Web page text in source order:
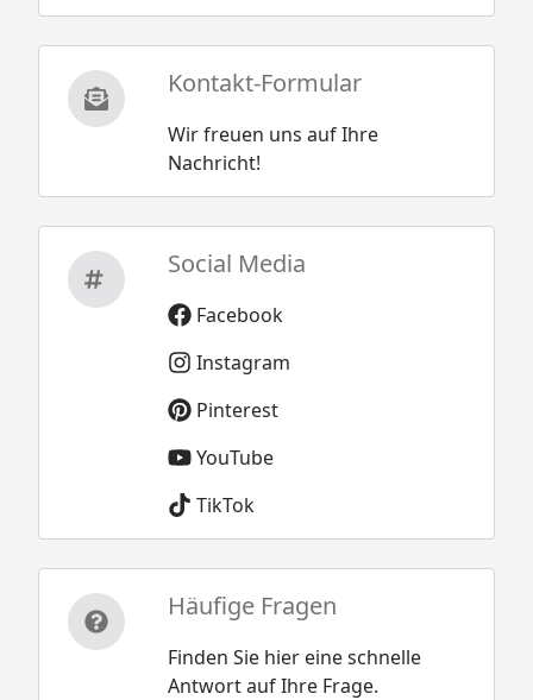
Kontakt-Formular
Wir freuen uns auf Ihre
Nachricht!
Social Media
Facebook
Instagram
Pinterest
YouTube
TikTok
Häufige Fragen
Finden Sie hier eine schnelle
Antwort auf Ihre Frage.